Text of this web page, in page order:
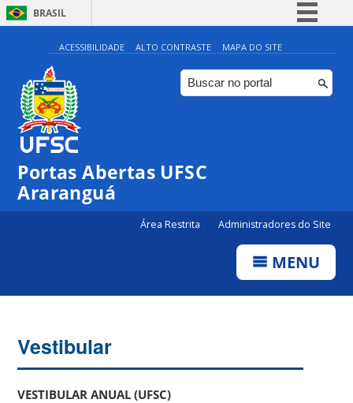
BRASIL
Simplifique!
Comunica BR
Participe
ACESSIBILIDADE ALTO CONTRASTE MAPA DO SITE
Portas Abertas UFSC
Araranguá
Área Restrita Administradores do Site
MENU
Vestibular
VESTIBULAR ANUAL (UFSC)